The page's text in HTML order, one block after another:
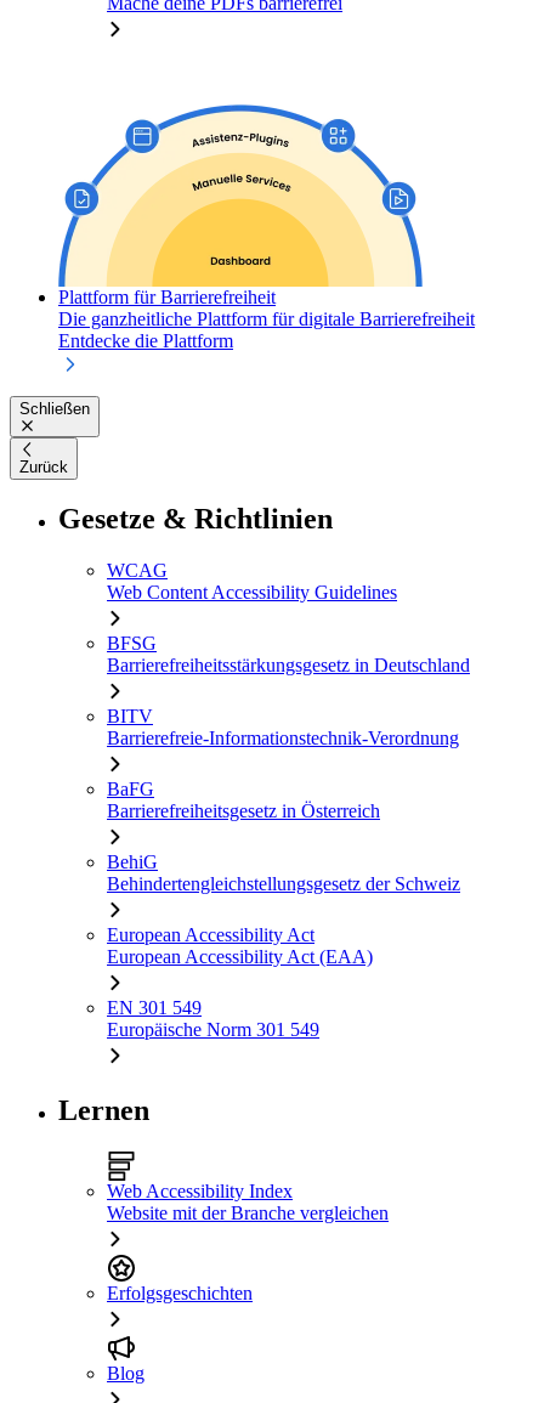
Plattform für Barrierefreiheit
Die ganzheitliche Plattform für digitale Barrierefreiheit
Entdecke die Plattform
Schließen
Zurück
Gesetze & Richtlinien
WCAG
Web Content Accessibility Guidelines
BFSG
Barrierefreiheitsstärkungsgesetz in Deutschland
BITV
Barrierefreie-Informationstechnik-Verordnung
BaFG
Barrierefreiheitsgesetz in Österreich
BehiG
Behindertengleichstellungsgesetz der Schweiz
European Accessibility Act
European Accessibility Act (EAA)
EN 301 549
Europäische Norm 301 549
Lernen
Web Accessibility Index
Website mit der Branche vergleichen
Erfolgsgeschichten
Blog